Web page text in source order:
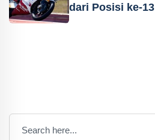
dari Posisi ke-13